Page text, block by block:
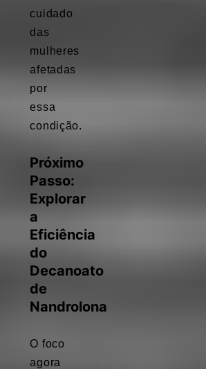
cuidado
das
mulheres
afetadas
por
essa
condição.
Próximo
Passo:
Explorar
a
Eficiência
do
Decanoato
de
Nandrolona
O foco
agora